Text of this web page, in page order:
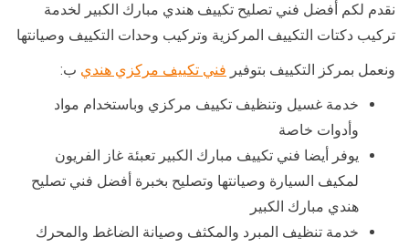
نقدم لكم أفضل فني تصليح تكييف هندي مبارك الكبير لخدمة
تركيب دكتات التكييف المركزية وتركيب وحدات التكييف وصيانتها
ونعمل بمركز التكييف بتوفير فني تكييف مركزي هندي ب:
خدمة غسيل وتنظيف تكييف مركزي وباستخدام مواد
وأدوات خاصة
يوفر أيضا فني تكييف مبارك الكبير تعبئة غاز الفريون
لمكيف السيارة وصيانتها وتصليح بخبرة أفضل فني تصليح
هندي مبارك الكبير
خدمة تنظيف المبرد والمكثف وصيانة الضاغط والمحرك